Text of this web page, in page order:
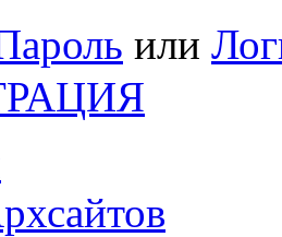
или